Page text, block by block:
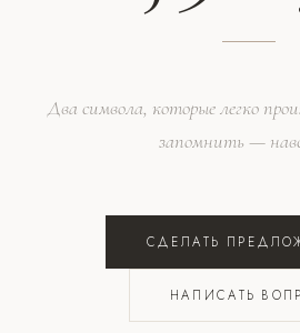
Два символа, которые легко
запомнить —
СДЕЛАТЬ
НАПИСАТЬ